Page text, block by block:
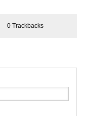
0 Trackbacks